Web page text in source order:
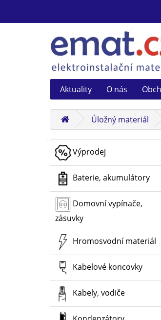
Aktuality O nás
Úložný materiál
Výprodej
Baterie, akumulátory
Domovní vypínače,
zásuvky
Hromosvodní materiál
Kabelové koncovky
Kabely, vodiče